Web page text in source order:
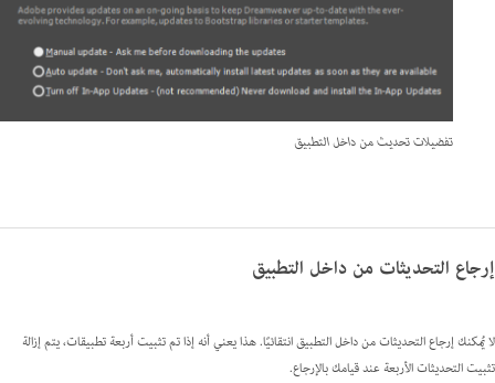
تفضيلات تحديث من داخل التطبيق
إرجاع التحديثات من داخل التطبيق
لا يُمكنك إرجاع التحديثات من داخل التطبيق انتقائيًا. هذا يعني أنه إذا تم تثبيت أربعة تطبيقات، يتم إزالة
تثبيت التحديثات الأربعة عند قيامك بالإرجاع.